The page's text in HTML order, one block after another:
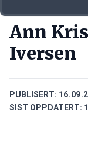
Ann
Iversen
PUBLISERT:
SIST OPPDATERT: